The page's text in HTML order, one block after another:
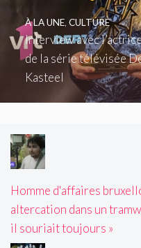
Interview avec
de la série télévisée
Kasteel
À LA UNE, CULTURE
Homme d'affaires
altercation dans un
il souriait toujours »